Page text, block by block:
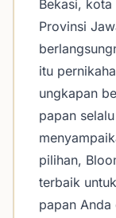
Bekasi,
Provinsi
itu
ungkapan
papan
pilihan,
terbaik
papan Anda